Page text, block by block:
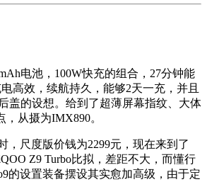
电池，100W快充的组合，27分钟能
高效，续航持久，能够2天一充，并且
盖的设想。给到了超薄屏幕指纹、大体
从摄为IMX890。
尺度版价钱为2299元，现在来到了
Z9 Turbo比拟，差距不大，而懂行
的设置装备摆设其实愈加高级，由于定